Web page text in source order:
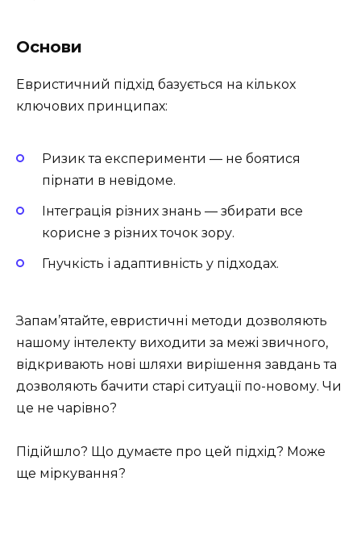
Основи
Евристичний підхід базується на кількох
ключових принципах:
Ризик та експерименти — не боятися
пірнати в невідоме.
Інтеграція різних знань — збирати все
корисне з різних точок зору.
Гнучкість і адаптивність у підходах.
Запам’ятайте, евристичні методи дозволяють
нашому інтелекту виходити за межі звичного,
відкривають нові шляхи вирішення завдань та
дозволяють бачити старі ситуації по-новому. Чи
це не чарівно?
Підійшло? Що думаєте про цей підхід? Може
ще міркування?